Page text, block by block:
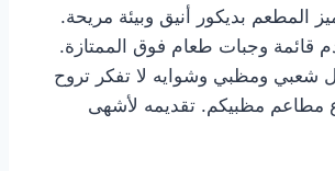
المطعم بديكور أنيق وبيئة مريحة.
قائمة وجبات طعام فوق الممتازة.
شعبي ومظبي وشوايه لا تفكر تروح
مطاعم مظبيكم. تقديمه لأشهى